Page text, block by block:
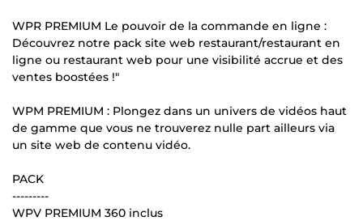
WPR PREMIUM Le pouvoir de la commande en ligne :
Découvrez notre pack site web restaurant/restaurant en
ligne ou restaurant web pour une visibilité accrue et des
ventes boostées !"
WPM PREMIUM : Plongez dans un univers de vidéos haut
de gamme que vous ne trouverez nulle part ailleurs via
un site web de contenu vidéo.
PACK
---------
WPV PREMIUM 360 inclus